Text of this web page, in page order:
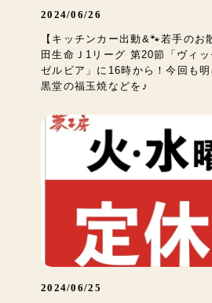
2024/06/26
【キッチンカー出動&🐾若手の
田生命Ｊ1リーグ 第20節「ヴィ
ゼルビア」に16時から！今回も
黒堂の福玉焼などを♪
2024/06/25